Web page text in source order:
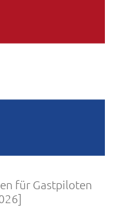
für Gastpiloten